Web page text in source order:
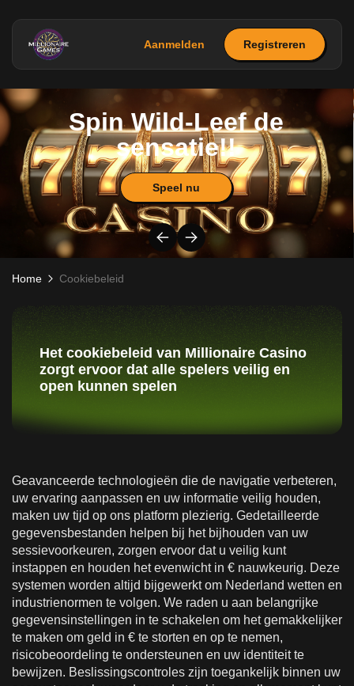
Aanmelden Registreren
Spin Wild-Leef de
sensatie!!
Speel nu
Home Cookiebeleid
Het cookiebeleid van Millionaire Casino
zorgt ervoor dat alle spelers veilig en
open kunnen spelen
Geavanceerde technologieën die de navigatie verbeteren,
uw ervaring aanpassen en uw informatie veilig houden,
maken uw tijd op ons platform plezierig. Gedetailleerde
gegevensbestanden helpen bij het bijhouden van uw
sessievoorkeuren, zorgen ervoor dat u veilig kunt
instappen en houden het evenwicht in € nauwkeurig. Deze
systemen worden altijd bijgewerkt om Nederland wetten en
industrienormen te volgen. We raden u aan belangrijke
gegevensinstellingen in te schakelen om het gemakkelijker
te maken om geld in € te storten en op te nemen,
risicobeoordeling te ondersteunen en uw identiteit te
bewijzen. Beslissingscontroles zijn toegankelijk binnen uw